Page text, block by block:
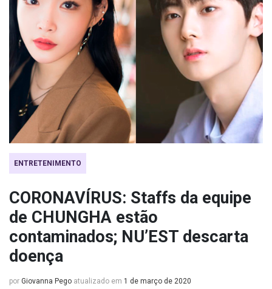
ENTRETENIMENTO
CORONAVÍRUS: Staffs da equipe
de CHUNGHA estão
contaminados; NU’EST descarta
doença
por Giovanna Pego atualizado em 1 de março de 2020